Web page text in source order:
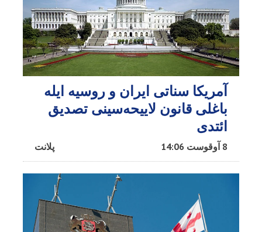
آمریکا سناتی ایران و روسیه ایله
باغلی قانون لاییحه‌سینی تصدیق
ائتدی
پلانت 8 آوقوست 14:06